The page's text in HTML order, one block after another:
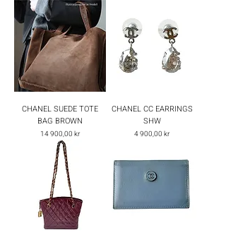
CHANEL SUEDE TOTE
BAG BROWN
Pris
14 900,00 kr
CHANEL CC EARRINGS
SHW
Pris
4 900,00 kr